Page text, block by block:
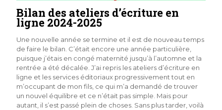
Bilan des ateliers d’écriture en
ligne 2024-2025
Une nouvelle année se termine et il est de nouveau temps
de faire le bilan. C’était encore une année particulière,
puisque j’étais en congé maternité jusqu’à l’automne et la
rentrée a été décalée. J’ai repris les ateliers d’écriture en
ligne et les services éditoriaux progressivement tout en
m’occupant de mon fils, ce qui m’a demandé de trouver
un nouvel équilibre et ce n’était pas simple. Mais pour
autant, il s’est passé plein de choses. Sans plus tarder, voilà